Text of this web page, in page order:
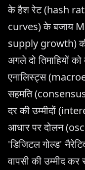
के हैश रेट (hash
curves) के बजाय
supply growth)
अगले दो तिमाहियों
एनालिस्ट्स
सहमति
दर की उम्मीदों
आधार पर दोलन
'डिजिटल गोल्ड'
वापसी की उम्मीद कर